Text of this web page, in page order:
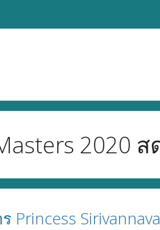
2020 ส